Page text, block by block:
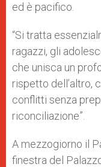
ed è pacifico.
“Si tratta
ragazzi, gli
che unisca un
rispetto dell’altro,
conflitti senza
riconciliazione”.
A mezzogiorno il
finestra del